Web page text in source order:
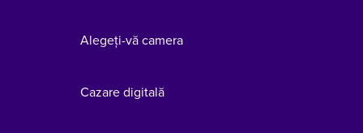
Alegeți-vă camera
Cazare digitală